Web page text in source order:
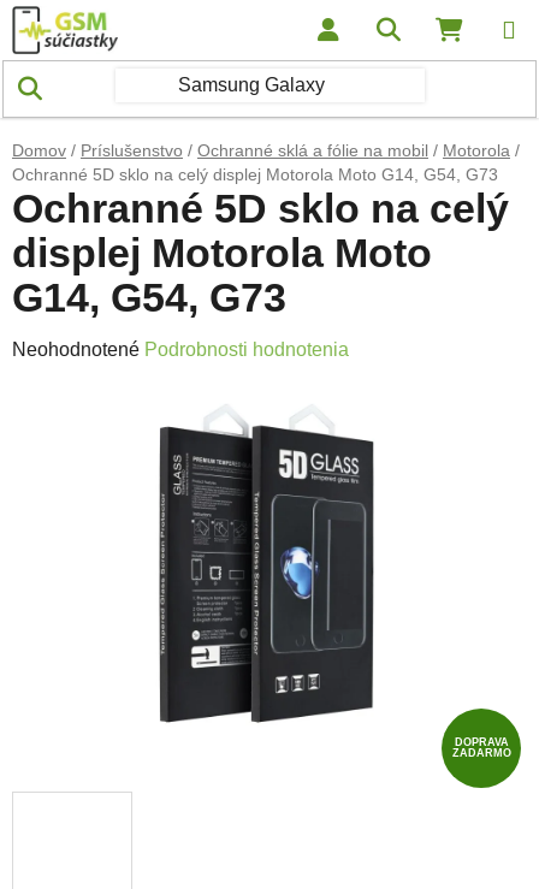
Prejsť na obsah Hľadať
Domov / Príslušenstvo / Ochranné sklá a fólie na mobil / Motorola /
Ochranné 5D sklo na celý displej Motorola Moto G14, G54, G73
Ochranné 5D sklo na celý
displej Motorola Moto
G14, G54, G73
Priemerné hodnotenie produktu je 0,0 z 5 hviezdičiek.
Neohodnotené Podrobnosti hodnotenia
DOPRAVA
ZADARMO